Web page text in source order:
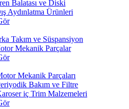
Balatası ve Diski
Aydınlatma Ürünleri
Takım ve Süspansiyon
Mekanik Parçalar
Mekanik Parçaları
Bakım ve Filtre
iç Trim Malzemeleri